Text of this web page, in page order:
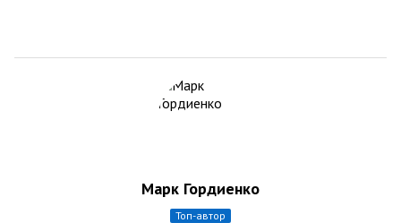
Марк Гордиенко
топ-автор